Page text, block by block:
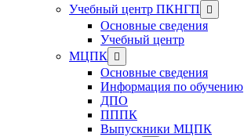
Учебный центр ПКНГП
Show
sub
menu
Основные сведения
Учебный центр
МЦПК Show
sub
menu
Основные сведения
Информация по обучению
ДПО
ПППК
Выпускники МЦПК